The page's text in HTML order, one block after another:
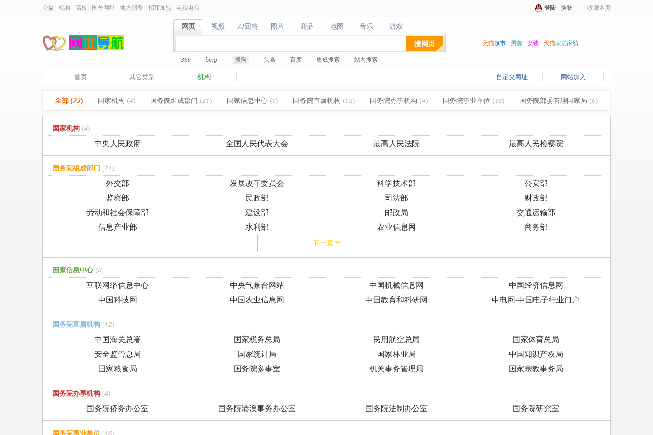
公益 机构 高校 国外网址 地方服务 招商加盟 电视电台 登陆 换肤 收藏本页
网页
网页 视频
视频 AI回答
AI回答 图片
图片 商品
商品 地图
地图 音乐
音乐 游戏
游戏
搜网页
360 bing 搜狗 头条 百度 集成搜索 站内搜索
天猫超市 男装 女装 天猫家居家纺
网站加入
自定义网址
首页 其它类别 机构
全部 (73) 国家机构 (4) 国务院组成部门 (21) 国家信息中心 (8) 国务院直属机构 (12) 国务院办事机构 (4) 国务院事业单位 (18) 国务院部委管理国家局 (6)
国家机构 (4)
中央人民政府 全国人民代表大会 最高人民法院 最高人民检察院
国务院组成部门 (21)
外交部 发展改革委员会 科学技术部
公安部
监察部
民政部 司法部
财政部
劳动和社会保障部
建设部 邮政局
交通运输部
信息产业部
水利部 农业信息网 商务部
下 一 页 ︾
国家信息中心 (8)
互联网络信息中心 中央气象台网站 中国机械信息网
中国经济信息网
中国科技网
中国农业信息网 中国教育和科研网 中电网-中国电子行业门户
国务院直属机构 (12)
中国海关总署 国家税务总局 民用航空总局
国家体育总局
安全监管总局
国家统计局 国家林业局
中国知识产权局
国家粮食局
国务院参事室 机关事务管理局 国家宗教事务局
国务院办事机构 (4)
国务院侨务办公室 国务院港澳事务办公室 国务院法制办公室 国务院研究室
国务院事业单位 (18)